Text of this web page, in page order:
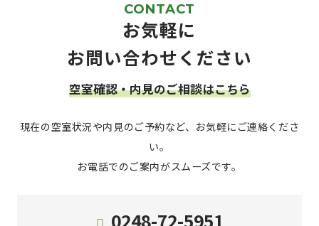
CONTACT
お気軽に
お問い合わせください
空室確認・内見のご相談はこちら
現在の空室状況や内見のご予約など、お気軽にご連絡くださ
い。
お電話でのご案内がスムーズです。
0248-72-5951